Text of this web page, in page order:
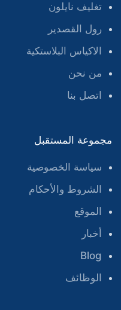
تغليف نايلون
رول القصدير
الاكياس البلاستكية
من نحن
اتصل بنا
مجموعة المستقبل
سياسة الخصوصية
الشروط والأحكام
الموقع
أخبار
Blog
الوظائف